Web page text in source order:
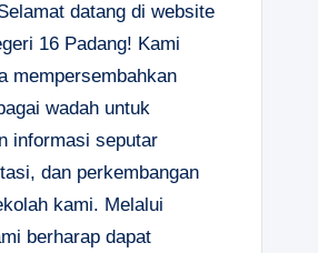
datang di website
16 Padang! Kami
mempersembahkan
wadah untuk
informasi seputar
dan perkembangan
kami. Melalui
berharap dapat